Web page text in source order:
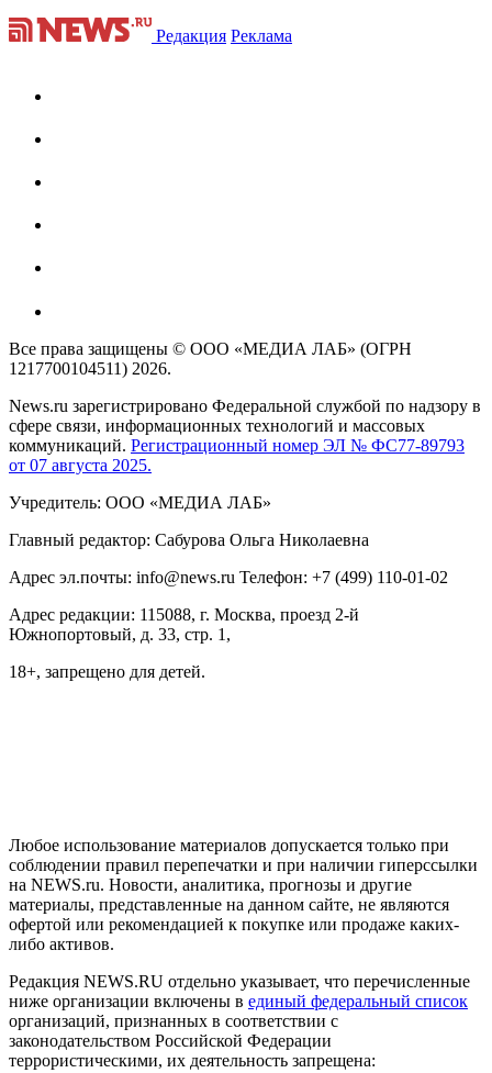
Редакция Реклама
Все права защищены © ООО «МЕДИА ЛАБ» (ОГРН
1217700104511) 2026.
News.ru зарегистрировано Федеральной службой по надзору в
сфере связи, информационных технологий и массовых
коммуникаций. Регистрационный номер ЭЛ № ФС77-89793
от 07 августа 2025.
Учредитель: ООО «МЕДИА ЛАБ»
Главный редактор: Сабурова Ольга Николаевна
Адрес эл.почты: info@news.ru Телефон: +7 (499) 110-01-02
Адрес редакции: 115088, г. Москва, проезд 2-й
Южнопортовый, д. 33, стр. 1,
18+, запрещено для детей.
Любое использование материалов допускается только при
соблюдении правил перепечатки и при наличии гиперссылки
на NEWS.ru. Новости, аналитика, прогнозы и другие
материалы, представленные на данном сайте, не являются
офертой или рекомендацией к покупке или продаже каких-
либо активов.
Редакция NEWS.RU отдельно указывает, что перечисленные
ниже организации включены в единый федеральный список
организаций, признанных в соответствии с
законодательством Российской Федерации
террористическими, их деятельность запрещена: